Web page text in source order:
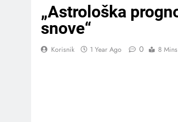
„Astrološka
snove“
Korisnik 1 Year Ago 0 8 Mins